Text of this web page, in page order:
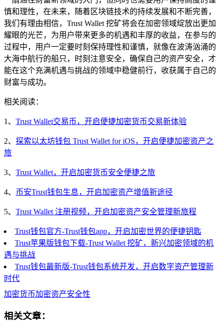
慎和理性，在未来，随着区块链技术的持续发展和不断完善，
我们有理由相信，Trust Wallet 挖矿将会在加密领域绽放出更加
耀眼的光芒，为用户带来更多的机遇和丰厚的收益，在参与的
过程中，用户一定要时刻保持理性和谨慎，就像在波涛汹涌的
大海中航行的船只，时刻注意安全，确保自己的资产安全，才
能在这个充满机遇与挑战的领域中稳健前行，收获属于自己的
财富与成功。
相关阅读：
1、 Trust Wallet交易币，开启便捷加密货币交易新体验
2、 探索以太坊钱包 Trust Wallet for iOS，开启便捷加密资产之
旅
3、 Trust Wallet，开启加密货币安全便捷之旅
4、 币安Trust钱包生息，开启加密资产增值新途径
5、 Trust Wallet 注册视频，开启加密资产安全管理新旅程
Trust钱包官方-Trust钱包app，开启加密世界的便捷钥匙
Trust苹果版钱包下载-Trust Wallet 挖矿，新兴加密领域的机
遇与挑战
Trust钱包最新版-Trust钱包系统开发，开启数字资产管理新
时代
加密货币加密资产安全性
相关文章：